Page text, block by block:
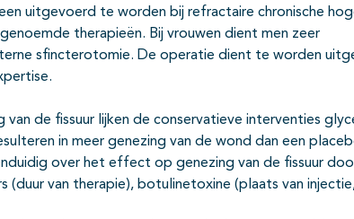
uitgevoerd te worden bij refractaire chronische
therapieën. Bij vrouwen dient men zeer
sfincterotomie. De operatie dient te worden
de fissuur lijken de conservatieve interventies
in meer genezing van de wond dan een
over het effect op genezing van de fissuur
(duur van therapie), botulinetoxine (plaats van